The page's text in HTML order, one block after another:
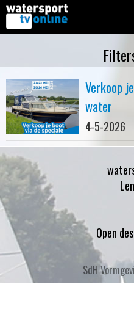
Motorboot-sloep
Home
Verkoop
water
4-5-2026
Open
SdH